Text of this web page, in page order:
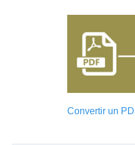
Convertir un